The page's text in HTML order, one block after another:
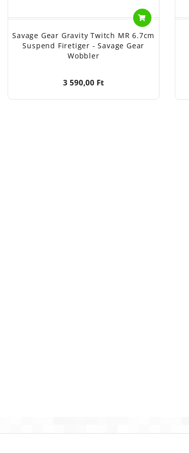
Savage Gear Gravity Twitch MR 6.7cm
Suspend Firetiger - Savage Gear
Wobbler
3 590,00 Ft